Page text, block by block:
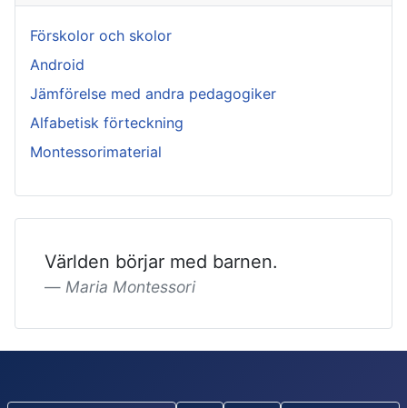
Förskolor och skolor
Android
Jämförelse med andra pedagogiker
Alfabetisk förteckning
Montessorimaterial
Världen börjar med barnen.
Maria Montessori